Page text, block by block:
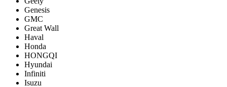
Genesis
GMC
Great Wall
Haval
Honda
HONGQI
Hyundai
Infiniti
Isuzu